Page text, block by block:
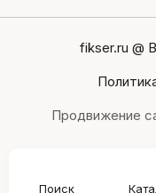
fikser.ru @
Продвижение
Поиск